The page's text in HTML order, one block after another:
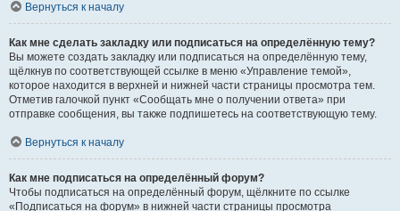
Вернуться к началу
Как мне сделать закладку или подписаться на определённую тему?
Вы можете создать закладку или подписаться на определённую тему,
щёлкнув по соответствующей ссылке в меню «Управление темой»,
которое находится в верхней и нижней части страницы просмотра тем.
Отметив галочкой пункт «Сообщать мне о получении ответа» при
отправке сообщения, вы также подпишетесь на соответствующую тему.
Вернуться к началу
Как мне подписаться на определённый форум?
Чтобы подписаться на определённый форум, щёлкните по ссылке
«Подписаться на форум» в нижней части страницы просмотра